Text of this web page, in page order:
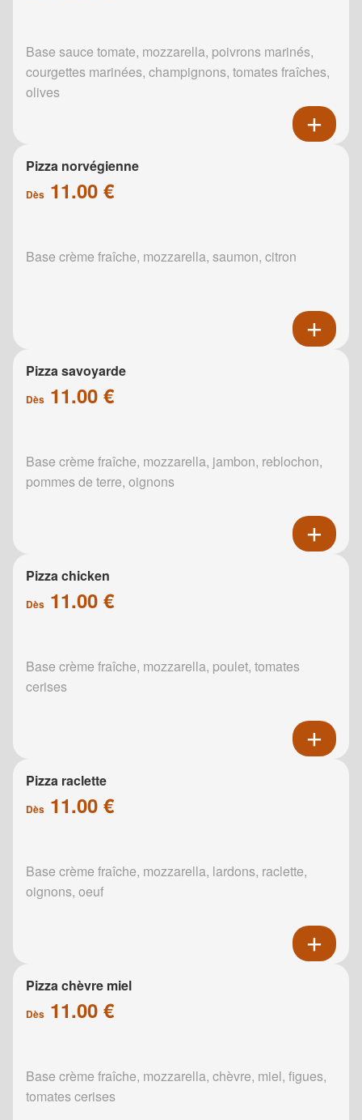
Base sauce tomate, mozzarella, poivrons marinés,
courgettes marinées, champignons, tomates fraîches,
olives
Pizza norvégienne
Dès 11.00 €
Base crème fraîche, mozzarella, saumon, citron
Pizza savoyarde
Dès 11.00 €
Base crème fraîche, mozzarella, jambon, reblochon,
pommes de terre, oignons
Pizza chicken
Dès 11.00 €
Base crème fraîche, mozzarella, poulet, tomates
cerises
Pizza raclette
Dès 11.00 €
Base crème fraîche, mozzarella, lardons, raclette,
oignons, oeuf
Pizza chèvre miel
Dès 11.00 €
Base crème fraîche, mozzarella, chèvre, miel, figues,
tomates cerises